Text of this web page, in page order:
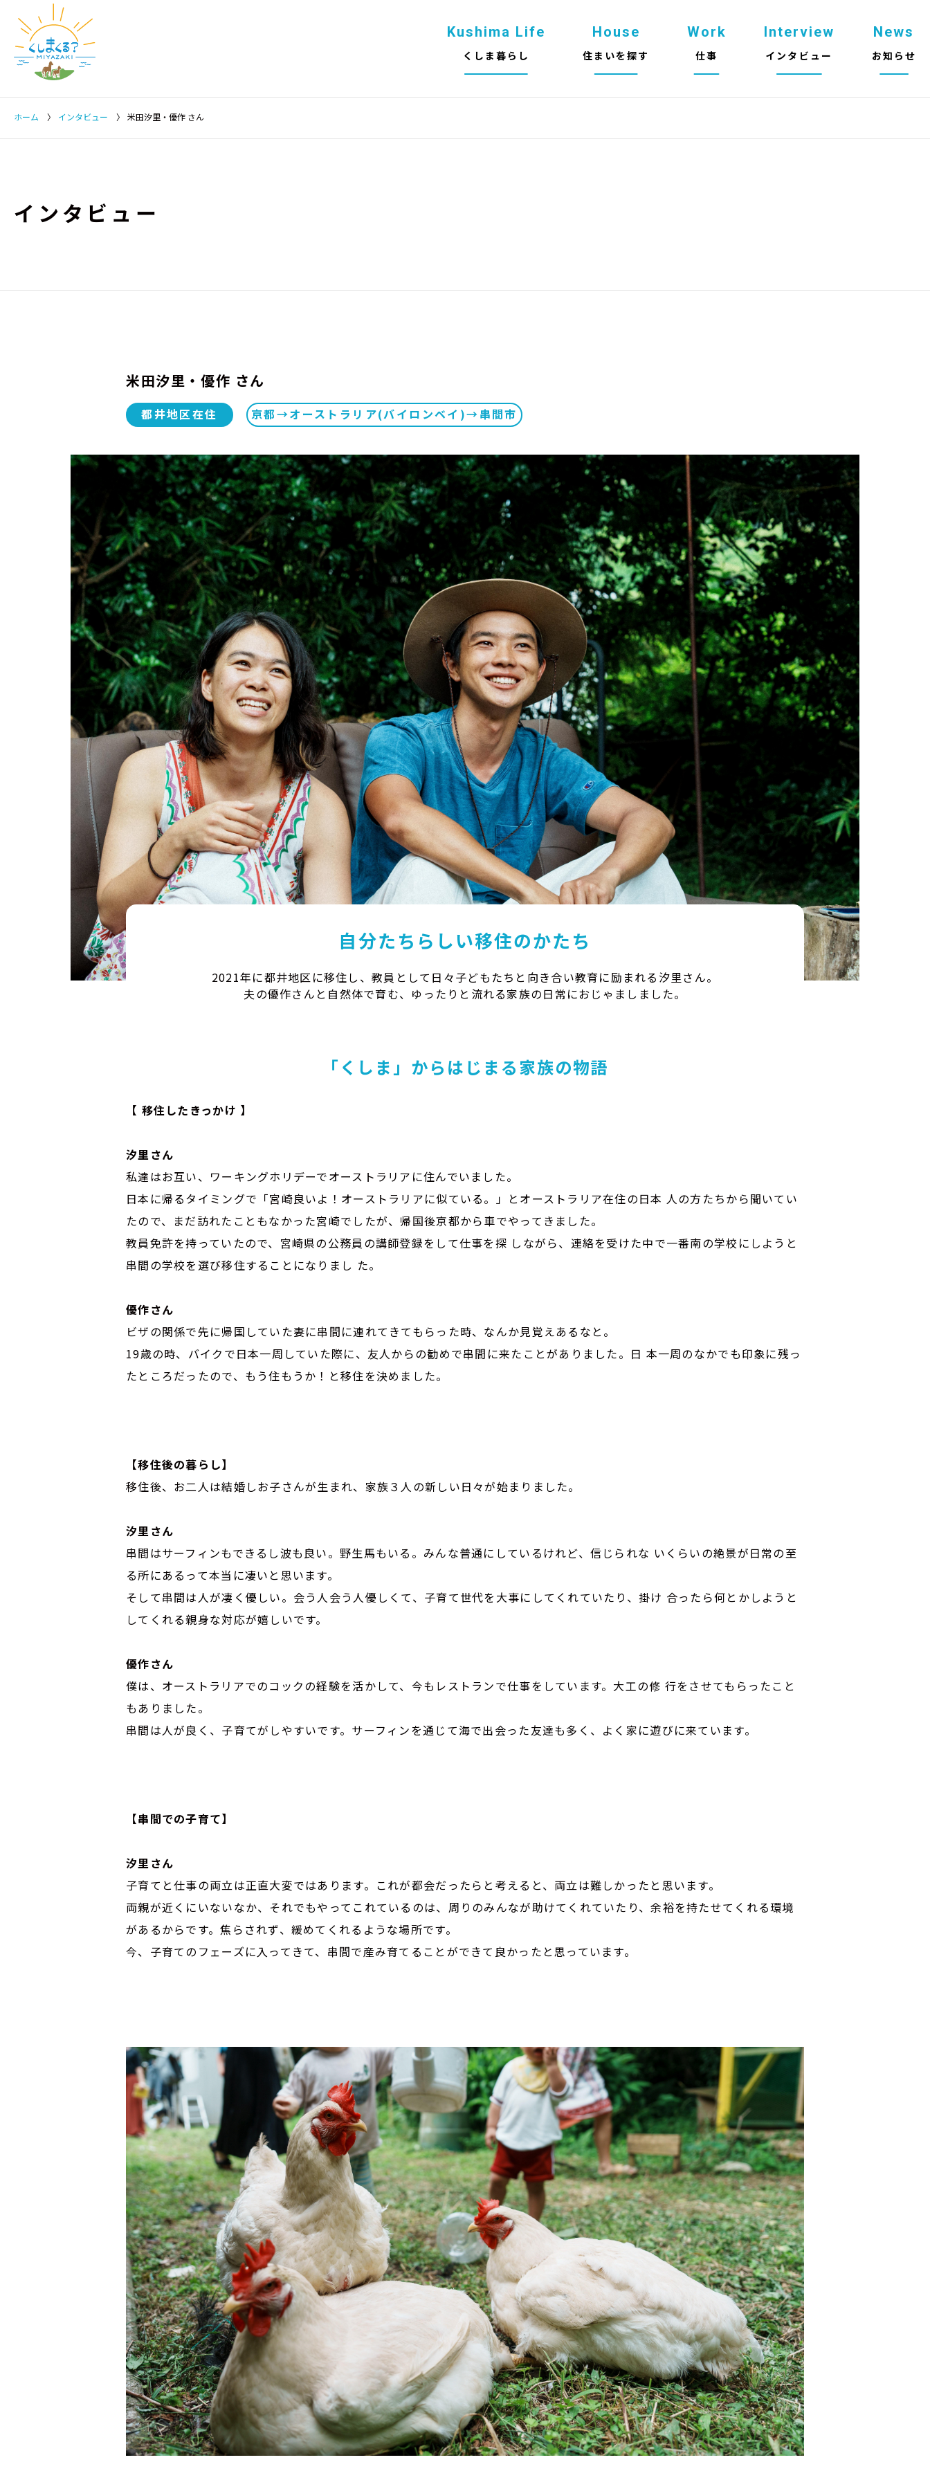
Kushima Life
くしま暮らし
House
住まいを探す
Work
仕事
Interview
インタビュー
News
お知らせ
ホーム 〉 インタビュー 〉 米田汐里・優作 さん
インタビュー
米田汐里・優作 さん
都井地区在住 京都→オーストラリア(バイロンベイ)→串間市
自分たちらしい移住のかたち
2021年に都井地区に移住し、教員として日々子どもたちと向き合い教育に励まれる汐里さん。
夫の優作さんと自然体で育む、ゆったりと流れる家族の日常におじゃましました。
「くしま」からはじまる家族の物語
【 移住したきっかけ 】
汐里さん
私達はお互い、ワーキングホリデーでオーストラリアに住んでいました。
日本に帰るタイミングで「宮崎良いよ！オーストラリアに似ている。」とオーストラリア在住の日本 人の方たちから聞いてい
たので、まだ訪れたこともなかった宮崎でしたが、帰国後京都から車でやってきました。
教員免許を持っていたので、宮崎県の公務員の講師登録をして仕事を探 しながら、連絡を受けた中で一番南の学校にしようと
串間の学校を選び移住することになりまし た。
優作さん
ビザの関係で先に帰国していた妻に串間に連れてきてもらった時、なんか見覚えあるなと。
19歳の時、バイクで日本一周していた際に、友人からの勧めで串間に来たことがありました。日 本一周のなかでも印象に残っ
たところだったので、もう住もうか！と移住を決めました。
【移住後の暮らし】
移住後、お二人は結婚しお子さんが生まれ、家族３人の新しい日々が始まりました。
汐里さん
串間はサーフィンもできるし波も良い。野生馬もいる。みんな普通にしているけれど、信じられな いくらいの絶景が日常の至
る所にあるって本当に凄いと思います。
そして串間は人が凄く優しい。会う人会う人優しくて、子育て世代を大事にしてくれていたり、掛け 合ったら何とかしようと
してくれる親身な対応が嬉しいです。
優作さん
僕は、オーストラリアでのコックの経験を活かして、今もレストランで仕事をしています。大工の修 行をさせてもらったこと
もありました。
串間は人が良く、子育てがしやすいです。サーフィンを通じて海で出会った友達も多く、よく家に遊びに来ています。
【串間での子育て】
汐里さん
子育てと仕事の両立は正直大変ではあります。これが都会だったらと考えると、両立は難しかったと思います。
両親が近くにいないなか、それでもやってこれているのは、周りのみんなが助けてくれていたり、余裕を持たせてくれる環境
があるからです。焦らされず、緩めてくれるような場所です。
今、子育てのフェーズに入ってきて、串間で産み育てることができて良かったと思っています。